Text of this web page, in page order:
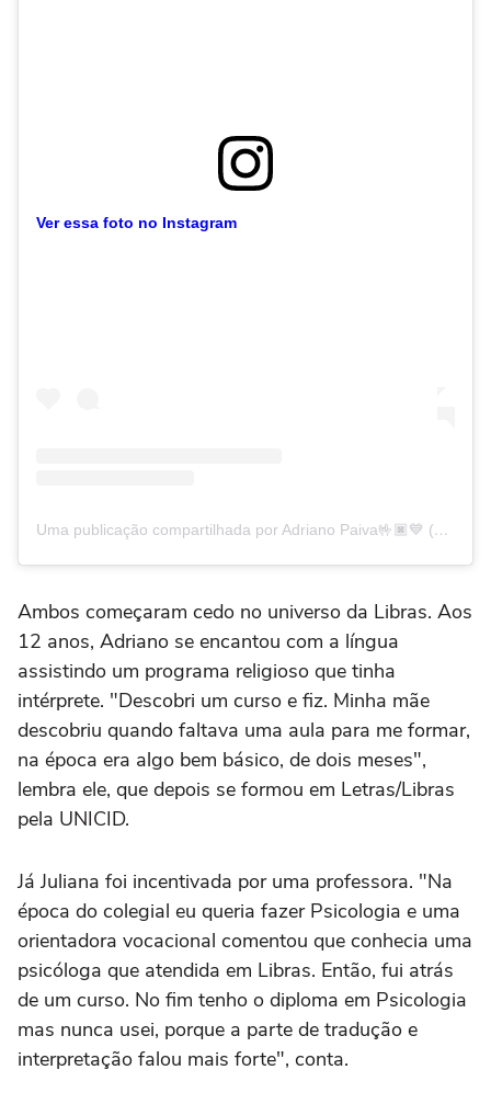
Ver essa foto no Instagram
Uma publicação compartilhada por Adriano Paiva🤟🏿💙 (@drikozito)
Ambos começaram cedo no universo da Libras. Aos
12 anos, Adriano se encantou com a língua
assistindo um programa religioso que tinha
intérprete. "Descobri um curso e fiz. Minha mãe
descobriu quando faltava uma aula para me formar,
na época era algo bem básico, de dois meses",
lembra ele, que depois se formou em Letras/Libras
pela UNICID.
Já Juliana foi incentivada por uma professora. "Na
época do colegial eu queria fazer Psicologia e uma
orientadora vocacional comentou que conhecia uma
psicóloga que atendida em Libras. Então, fui atrás
de um curso. No fim tenho o diploma em Psicologia
mas nunca usei, porque a parte de tradução e
interpretação falou mais forte", conta.